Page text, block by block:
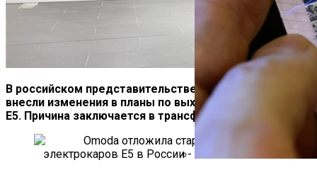
В российском представительстве бренда Omoda
внесли изменения в планы по выходу электрического
E5. Причина заключается в трансформации рынка.